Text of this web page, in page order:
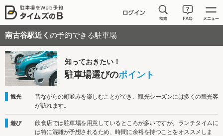
南古谷駅近く の予約できる駐車場
知っておきたい！
駐車場選びのポイント
観光
昔ながらの町並みを楽しむことができ、観光シーズンには多くの観光客
が訪れます。
遊び
飲食店では駐車場を用意しているところが多いですが、ランチタイムに
は特に混雑が予想されるため、時間に余裕を持つことをオススメしま